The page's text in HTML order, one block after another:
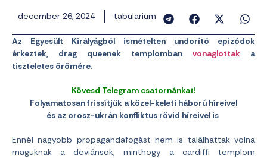
december 26, 2024 tabularium
Az Egyesült Királyágból ismételten undorító epizódok
érkeztek, drag queenek templomban vonaglottak a
tiszteletes örömére.
Kövesd Telegram csatornánkat!
Folyamatosan frissítjük a közel-keleti háború híreivel
és az orosz-ukrán konfliktus rövid híreivel is
Ennél nagyobb propagandafogást nem is találhattak volna
maguknak a deviánsok, minthogy a cardiffi templom